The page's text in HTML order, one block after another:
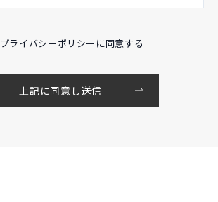
プライバシーポリシー に同意する
上記に同意し送信